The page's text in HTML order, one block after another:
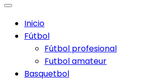
Inicio
Fútbol
Fútbol profesional
Futbol amateur
Basquetbol